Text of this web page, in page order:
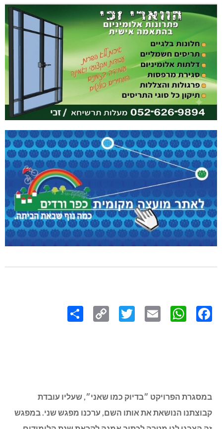
Link
במסגרת הפרויקט ״בדיוק כמו שאני״, שעליו עובדת
קבוצתנו הנושאת את אותו השם, ערכנו מפגש שני. במפגש